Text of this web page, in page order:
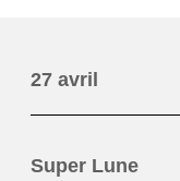
27 avril
Super Lune